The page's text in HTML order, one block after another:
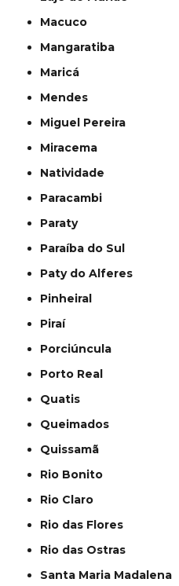
Macuco
Mangaratiba
Maricá
Mendes
Miguel Pereira
Miracema
Natividade
Paracambi
Paraty
Paraíba do Sul
Paty do Alferes
Pinheiral
Piraí
Porciúncula
Porto Real
Quatis
Queimados
Quissamã
Rio Bonito
Rio Claro
Rio das Flores
Rio das Ostras
Santa Maria Madalena